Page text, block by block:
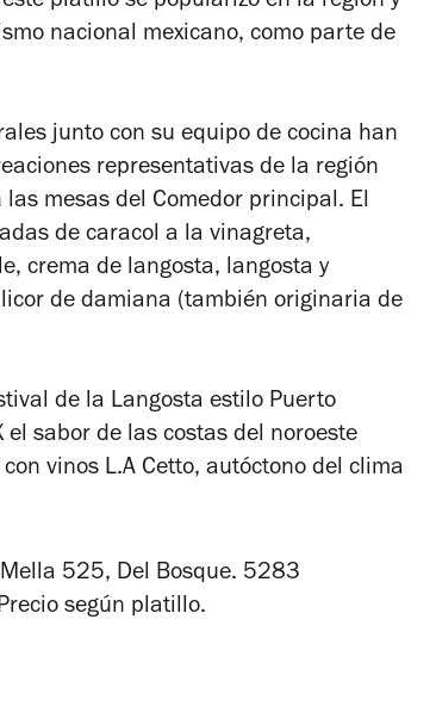
nacional mexicano, como parte de
junto con su equipo de cocina han
representativas de la región
mesas del Comedor principal. El
de caracol a la vinagreta,
crema de langosta, langosta y
de damiana (también originaria de
de la Langosta estilo Puerto
sabor de las costas del noroeste
vinos L.A Cetto, autóctono del clima
525, Del Bosque. 5283
según platillo.